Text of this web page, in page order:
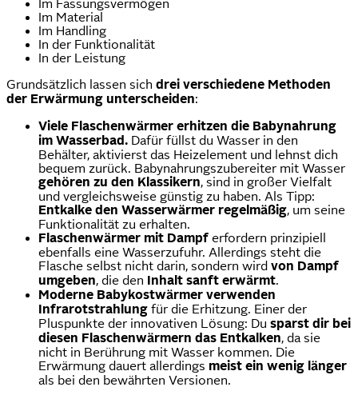
Im Fassungsvermögen
Im Material
Im Handling
In der Funktionalität
In der Leistung
Grundsätzlich lassen sich drei verschiedene Methoden
der Erwärmung unterscheiden:
Viele Flaschenwärmer erhitzen die Babynahrung
im Wasserbad. Dafür füllst du Wasser in den
Behälter, aktivierst das Heizelement und lehnst dich
bequem zurück. Babynahrungszubereiter mit Wasser
gehören zu den Klassikern, sind in großer Vielfalt
und vergleichsweise günstig zu haben. Als Tipp:
Entkalke den Wasserwärmer regelmäßig, um seine
Funktionalität zu erhalten.
Flaschenwärmer mit Dampf erfordern prinzipiell
ebenfalls eine Wasserzufuhr. Allerdings steht die
Flasche selbst nicht darin, sondern wird von Dampf
umgeben, die den Inhalt sanft erwärmt.
Moderne Babykostwärmer verwenden
Infrarotstrahlung für die Erhitzung. Einer der
Pluspunkte der innovativen Lösung: Du sparst dir bei
diesen Flaschenwärmern das Entkalken, da sie
nicht in Berührung mit Wasser kommen. Die
Erwärmung dauert allerdings meist ein wenig länger
als bei den bewährten Versionen.